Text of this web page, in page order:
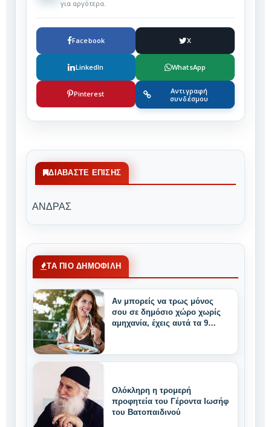
για αργότερα.
Facebook X
LinkedIn WhatsApp
Pinterest
Αντιγραφή
συνδέσμου
ΔΙΑΒΆΣΤΕ ΕΠΊΣΗΣ
ΑΝΔΡΑΣ
ΤΑ ΠΙΟ ΔΗΜΟΦΙΛΗ
Αν μπορείς να τρως μόνος
σου σε δημόσιο χώρο χωρίς
αμηχανία, έχεις αυτά τα 9
Ολόκληρη η τρομερή
προφητεία του Γέροντα Ιωσήφ
του Βατοπαιδινού